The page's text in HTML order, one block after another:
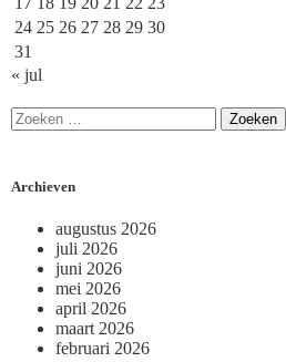
24 25 26 27 28 29 30
31
« jul
Archieven
augustus 2026
juli 2026
juni 2026
mei 2026
april 2026
maart 2026
februari 2026